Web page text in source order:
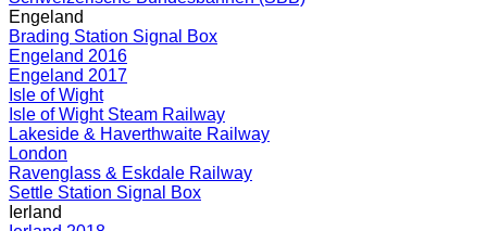
Engeland
Brading Station Signal Box
Engeland 2016
Engeland 2017
Isle of Wight
Isle of Wight Steam Railway
Lakeside & Haverthwaite Railway
London
Ravenglass & Eskdale Railway
Settle Station Signal Box
Ierland